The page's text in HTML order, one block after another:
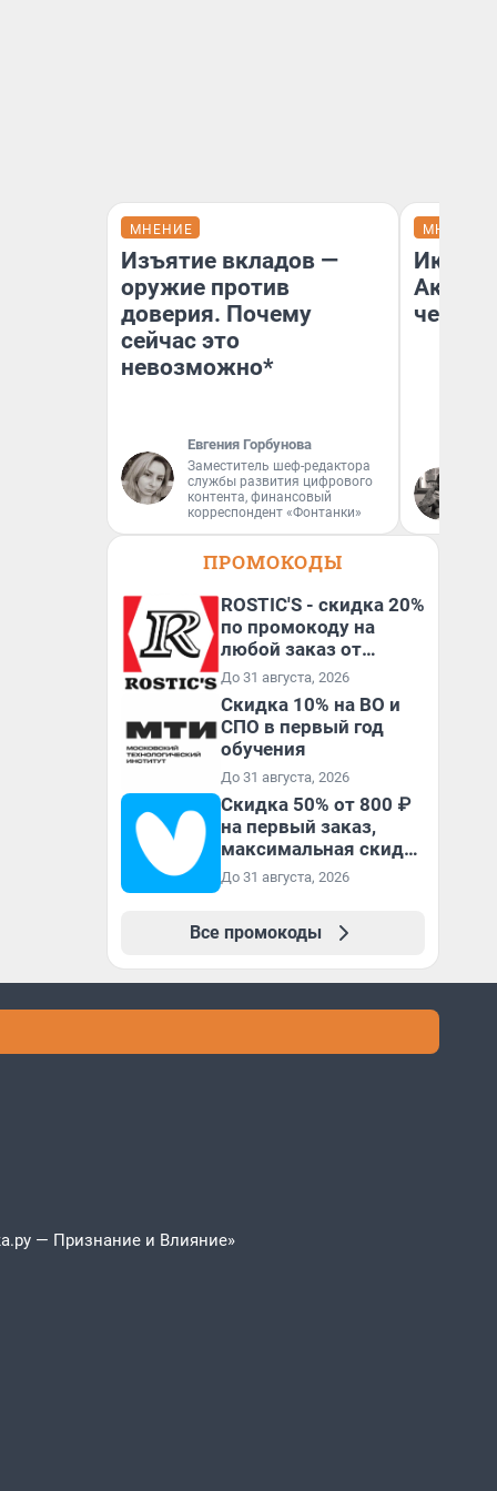
МНЕНИЕ
Изъятие вкладов —
оружие против
доверия. Почему
сейчас это
невозможно*
Евгения Горбунова
Заместитель шеф-редактора
службы развития цифрового
контента, финансовый
корреспондент «Фонтанки»
МНЕНИЕ
Икра
чем
ПРОМОКОДЫ
ROSTIC'S - скидка 20%
по промокоду на
любой заказ от
3199₽!
До 31 августа, 2026
Скидка 10% на ВО и
СПО в первый год
обучения
До 31 августа, 2026
Скидка 50% от 800 ₽
на первый заказ,
максимальная скидка
600 ₽
До 31 августа, 2026
Все промокоды
— Признание и Влияние»